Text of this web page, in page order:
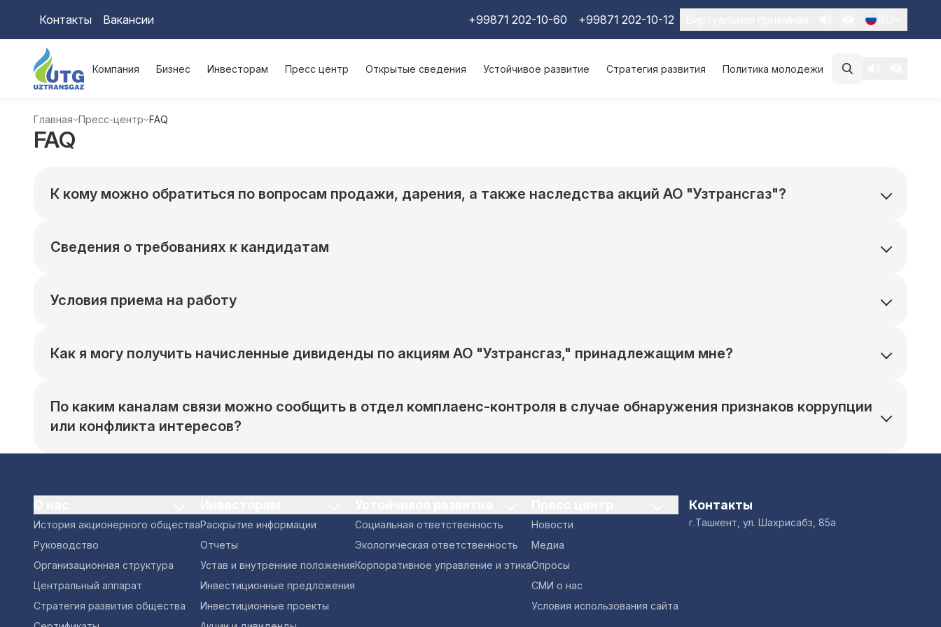
Контакты Вакансии +99871 202-10-60 +99871 202-10-12
Компания Бизнес Инвесторам Пресс центр Открытые сведения Устойчивое развитие Стратегия развития Политика молодежи
Главная Пресс-центр FAQ
FAQ
К кому можно обратиться по вопросам продажи, дарения, а также наследства акций АО "Узтрансгаз"?
Сведения о требованиях к кандидатам
Условия приема на работу
Как я могу получить начисленные дивиденды по акциям АО "Узтрансгаз," принадлежащим мне?
По каким каналам связи можно сообщить в отдел комплаенс-контроля в случае обнаружения признаков коррупции
или конфликта интересов?
История акционерного общества
Руководство
Организационная структура
Центральный аппарат
Стратегия развития общества
Раскрытие информации
Отчеты
Устав и внутренние положения
Инвестиционные предложения
Инвестиционные проекты
Социальная ответственность
Экологическая ответственность
Корпоративное управление и этика
Новости
Медиа
Опросы
СМИ о нас
Условия использования сайта
Контакты
г.Ташкент, ул. Шахрисабз, 85а